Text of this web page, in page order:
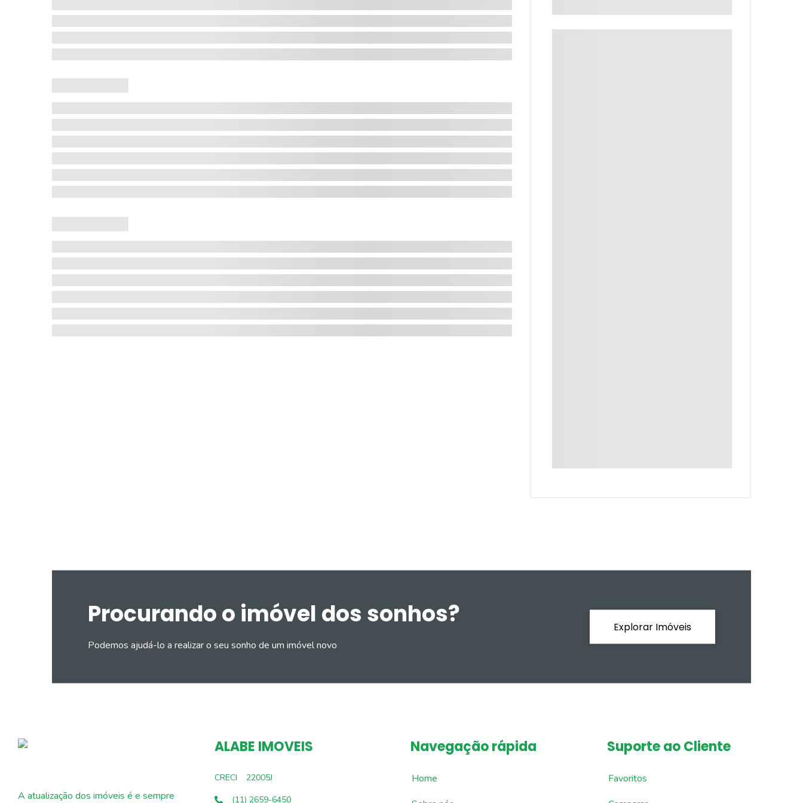
Procurando o imóvel dos sonhos?
Podemos ajudá-lo a realizar o seu sonho de um imóvel novo
Explorar Imóveis
A atualização dos imóveis é e sempre
ALABE IMOVEIS
CRECI
22005J
(11) 2659-6450
Navegação rápida
Home
Suporte ao Cliente
Favoritos